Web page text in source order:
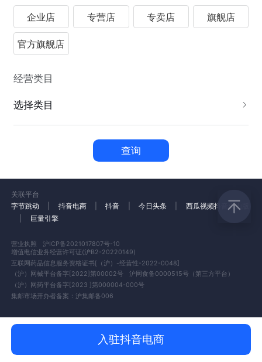
企业店 专营店 专卖店 旗舰店
官方旗舰店
经营类目
选择类目
查询
关联平台
字节跳动
抖音电商 抖音 今日头条 西瓜视频抖音火山版
巨量引擎
营业执照
沪ICP备2021017807号-10
增值电信业务经营许可证(沪B2-20220149)
互联网药品信息服务资格证书[（沪）-经营性-2022-0048]
（沪）网械平台备字[2022]第00002号
沪网食备0000515号（第三方平台）
（沪）网药平台备字[2023 ]第000004-000号
集邮市场开办者备案：沪集邮备006
入驻抖音电商